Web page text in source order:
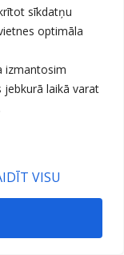
sīkdatņu
optimāla
izmantosim
jebkurā laikā varat
VISU
'Pilsētsaimniecība'